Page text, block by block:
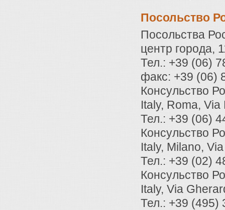
Посольство
Посольства
центр города,
Тел.: +39 (06)
факс: +39 (06)
Консульство
Italy, Roma,
Тел.: +39 (06)
Консульство
Italy, Milano,
Тел.: +39 (02)
Консульство
Italy, Via
Тел.: +39 (495)